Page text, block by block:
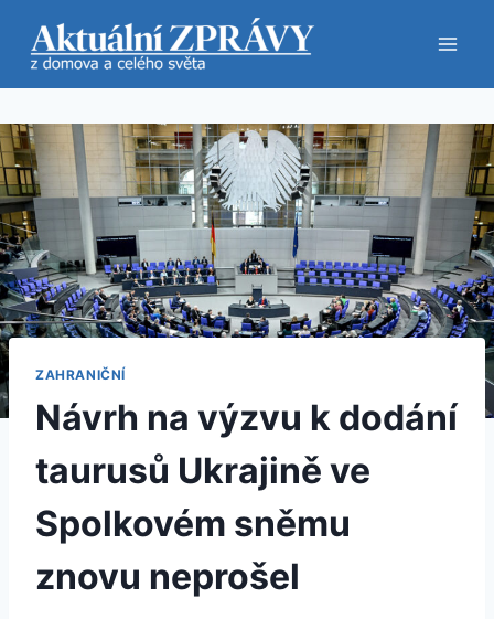
obsah
ZAHRANIČNÍ
Návrh na výzvu k dodání
taurusů Ukrajině ve
Spolkovém sněmu
znovu neprošel